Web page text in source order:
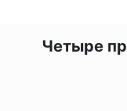
Четыре